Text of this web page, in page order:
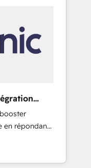
for the GTM
Elite
Partner 💻 -
en répondant
etc.) •
à un outil et